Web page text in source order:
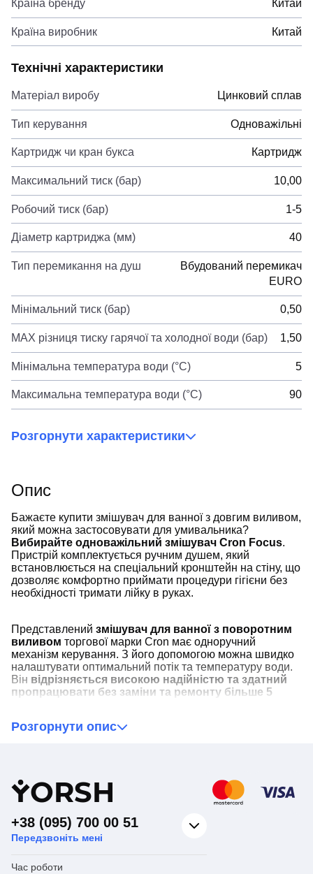
Країна бренду Китай
Країна виробник Китай
Технічні характеристики
Матеріал виробу Цинковий сплав
Тип керування Одноважільні
Картридж чи кран букса Картридж
Максимальний тиск (бар) 10,00
Робочий тиск (бар) 1-5
Діаметр картриджа (мм) 40
Тип перемикання на душ
Вбудований перемикач
EURO
Мінімальний тиск (бар) 0,50
MAX різниця тиску гарячої та холодної води (бар) 1,50
Мінімальна температура води (°C) 5
Максимальна температура води (°C) 90
Розгорнути характеристики
Опис
Бажаєте купити змішувач для ванної з довгим виливом,
який можна застосовувати для умивальника?
Вибирайте одноважільний змішувач Cron Focus.
Пристрій комплектується ручним душем, який
встановлюється на спеціальний кронштейн на стіну, що
дозволяє комфортно приймати процедури гігієни без
необхідності тримати лійку в руках.
Представлений змішувач для ванної з поворотним
виливом торгової марки Cron має одноручний
механізм керування. З його допомогою можна швидко
налаштувати оптимальний потік та температуру води.
Він відрізняється високою надійністю та здатний
пропрацювати без заміни та ремонту більше 5
типу девіатора в тому, що при низькому тиску води
він автоматично не перемикається на вилив.
Корпус крана змішувача для ванни Cron Focus
виготовлений із силуміну. Цей сплав металу
високу стійкість до корозії, міцності
для здоров'я людини.
Розгорнути опис
YORSH
+38 (095) 700 00 51
Передзвоніть мені
Час роботи